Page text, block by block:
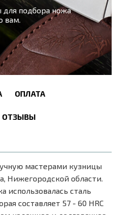
для подбора ножа
вам.
ОПЛАТА
ОТЗЫВЫ
мастерами кузницы
Нижегородской области.
использовалась сталь
составляет 57 - 60 HRC